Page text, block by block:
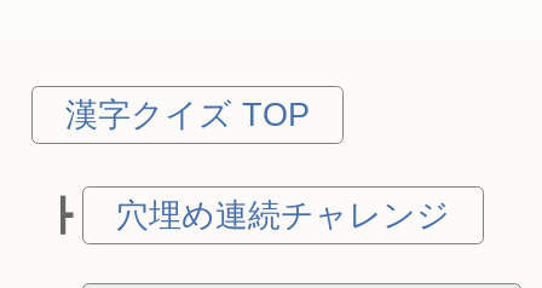
漢字クイズ TOP
穴埋め連続チャレンジ